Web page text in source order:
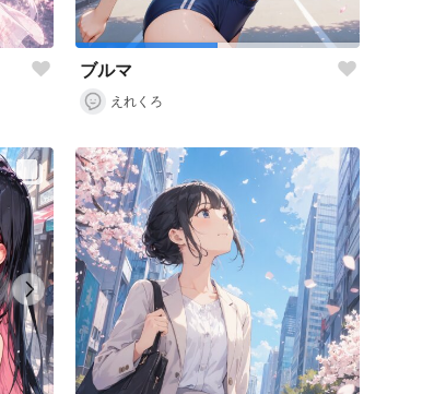
ブルマ
えれくろ